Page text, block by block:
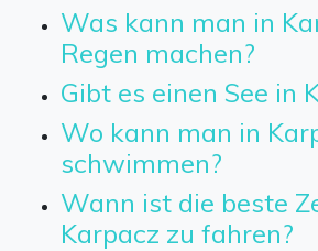
Was kann man in
Regen machen?
Gibt es einen See in
Wo kann man in
schwimmen?
Wann ist die beste
Karpacz zu fahren?